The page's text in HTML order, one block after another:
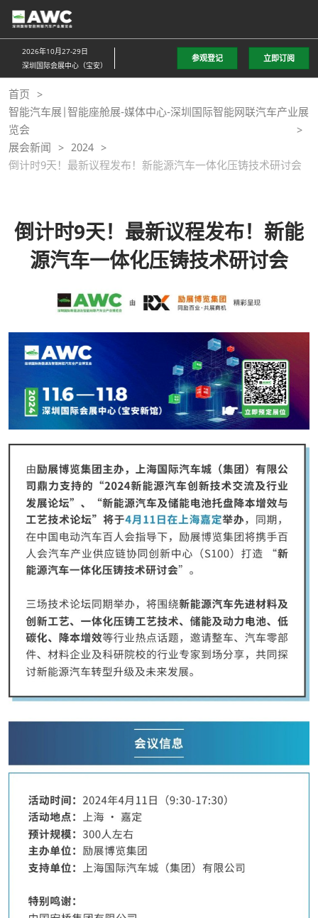
直
接
跳
至
内
容
2026年10月27-29日
深圳国际会展中心（宝安）
参观登记 立即订阅
首页
智能汽车展|智能座舱展-媒体中心-深圳国际智能网联汽车产业展
览会
展会新闻
2024
倒计时9天！最新议程发布！新能源汽车一体化压铸技术研讨会
倒计时9天！最新议程发布！新能
源汽车一体化压铸技术研讨会